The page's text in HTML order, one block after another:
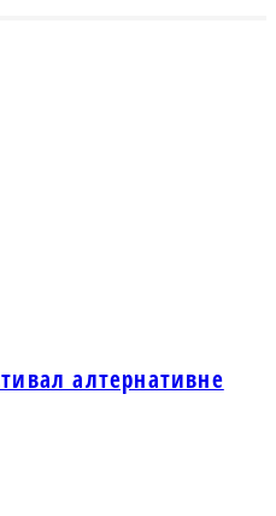
алтернативне